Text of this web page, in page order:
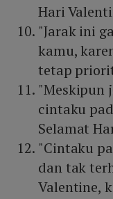
Hari
"Jarak ini
kamu,
tetap
"Meskipun
cintaku
Selamat
"Cintaku
dan tak
Valentine,